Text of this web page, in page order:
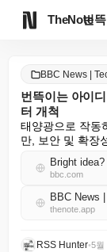
TheNote
BBC News |
번뜩이는 아이
터 개척
태양광으로 작동
만, 보안 및 확장
bbc.com
BBC News
thenote.app
RSS Hunter•5월